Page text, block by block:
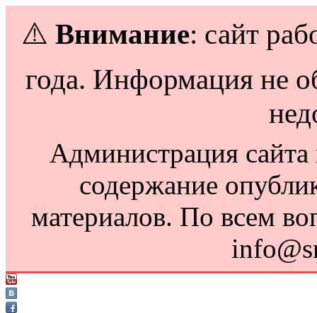
⚠️ Внимание: сайт
года. Информация не
Администрация сайта
содержание
материалов. По всем